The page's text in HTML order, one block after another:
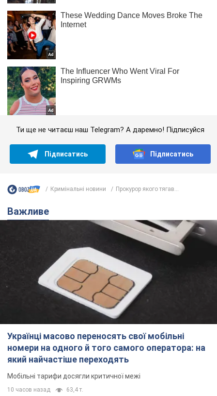
Ти ще не читаєш наш Telegram? А даремно! Підписуйся
Підписатись Підписатись
Кримінальні новини Прокурор якого тягав...
Важливе
Українці масово переносять свої мобільні
номери на одного й того самого оператора: на
який найчастіше переходять
Мобільні тарифи досягли критичної межі
10 часов назад 63,4 т.